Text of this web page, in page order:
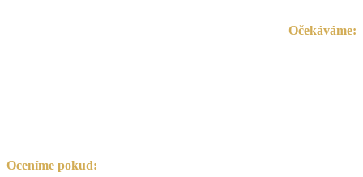
Očekáváme:
Oceníme pokud: